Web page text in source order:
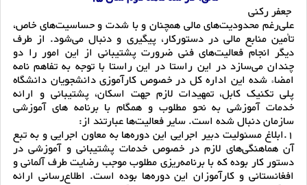
جعفر رکنی
علی‌رغم محدودیت‌های مالی همچنان و با شدت و حساسیت‌های خاص،
تأمین منابع مالی در دستورکار، پیگیری و دنبال می‌شود. از طرف
دیگر انجام فعالیت‌های فنی ضرورت پشتیبانی از این امور را دو
چندان می‌سازد در این راستا در این راستا با توجه به تفاهم نامه
امضاء شده این اداره کل در خصوص کارآموزی دانشجویان دانشگاه
پلی تکنیک کابل، تمهیدات لازم جهت اسکان، پشتیبانی و ارائه
خدمات آموزشی به نحو مطلوب و همگام با برنامه های آموزشی
سازمان دنبال شده است. سایر فعالیت‌ها عبارتند از:
1.ابلاغ مسئولیت دبیر اجرایی این دوره‌ها به معاون اجرایی و به تبع
آن هماهنگی‌های لازم در خصوص خدمات پشتیبانی و آموزشی در
دستور کار بوده که با برنامه‌ریزی مطلوب موجب رضایت طرف آلمانی و
افغانستانی و کارآموزان این دوره‌ها بوده است. اطلاع‌رسانی ارائه